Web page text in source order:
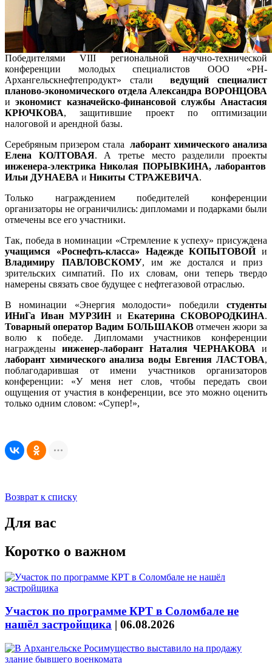
Победителями VIII региональной научно-технической
конференции молодых специалистов ООО «РН-
Архангельскнефтепродукт» стали ведущий специалист
планово-экономического отдела Александра ВОРОНЦОВА
иэкономист казначейско-финансовой службы Анастасия
КРЮЧКОВА, защитившие проект по оптимизации
налоговой и арендной базы.
Серебряным призером сталалаборант химического анализа
Елена КОЛТОВАЯ. А третье место разделили проекты
инженера-электрика Николая ПОРЫВКИНА, лаборантов
Ильи ДУНАЕВА и Никиты СТРАЖЕВИЧА.
Только награждением победителей конференции
организаторы не ограничились: дипломами и подарками были
отмечены все его участники.
Так, победа в номинации «Стремление к успеху» присуждена
учащимся «Роснефть-класса» Надежде КОПЫТОВОЙ и
Владимиру ПАВЛОВСКОМУ, им же достался и приз
зрительских симпатий. По их словам, они теперь твердо
намерены связать свое будущее с нефтегазовой отраслью.
В номинации «Энергия молодости» победили студенты
ИНиГа Иван МУРЗИН и Екатерина СКОВОРОДКИНА.
Товарный оператор Вадим БОЛЬШАКОВотмечен жюри за
волю к победе. Дипломами участников конференции
награждены инженер-лаборант Наталия ЧЕРНАКОВА и
лаборант химического анализа воды Евгения ЛАСТОВА,
поблагодарившая от имени участников организаторов
конференции: «У меня нет слов, чтобы передать свои
ощущения от участия в конференции, все это можно оценить
только одним словом: «Супер!»,
Возврат к списку
Для вас
Коротко о важном
Участок по программе КРТ в Соломбале не
нашёл застройщика | 06.08.2026